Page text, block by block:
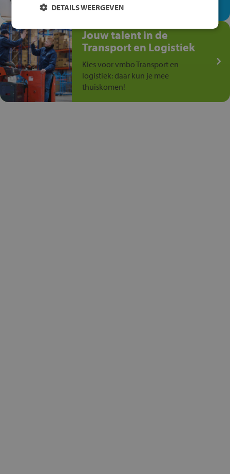
anders is!
Jouw talent in de
Transport en Logistiek
Kies voor vmbo Transport en
logistiek: daar kun je mee
thuiskomen!
DETAILS WEERGEVEN